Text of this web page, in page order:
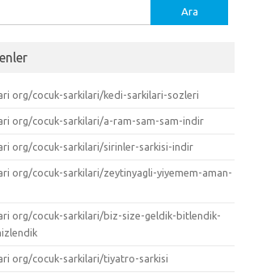
org/cocuk-sarkilari/kedi-sarkilari-sozleri
org/cocuk-sarkilari/a-ram-sam-sam-indir
org/cocuk-sarkilari/sirinler-sarkisi-indir
org/cocuk-sarkilari/zeytinyagli-yiyemem-aman-
org/cocuk-sarkilari/biz-size-geldik-bitlendik-
org/cocuk-sarkilari/tiyatro-sarkisi